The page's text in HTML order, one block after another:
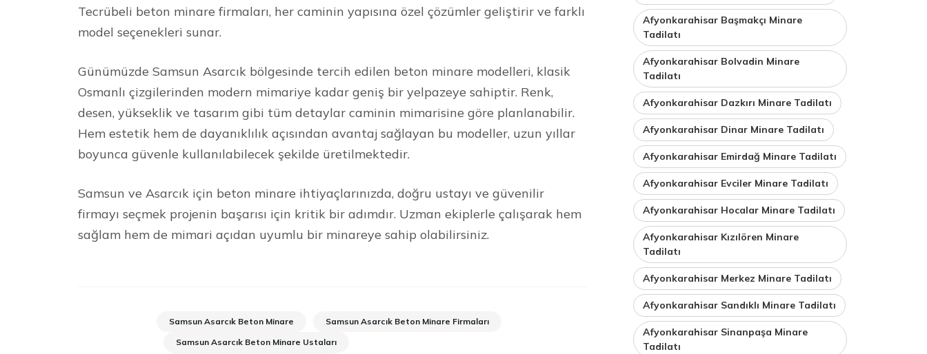
Tecrübeli beton minare firmaları, her caminin yapısına özel çözümler geliştirir ve farklı
model seçenekleri sunar.
Günümüzde Samsun Asarcık bölgesinde tercih edilen beton minare modelleri, klasik
Osmanlı çizgilerinden modern mimariye kadar geniş bir yelpazeye sahiptir. Renk,
desen, yükseklik ve tasarım gibi tüm detaylar caminin mimarisine göre planlanabilir.
Hem estetik hem de dayanıklılık açısından avantaj sağlayan bu modeller, uzun yıllar
boyunca güvenle kullanılabilecek şekilde üretilmektedir.
Samsun ve Asarcık için beton minare ihtiyaçlarınızda, doğru ustayı ve güvenilir
firmayı seçmek projenin başarısı için kritik bir adımdır. Uzman ekiplerle çalışarak hem
sağlam hem de mimari açıdan uyumlu bir minareye sahip olabilirsiniz.
Samsun Asarcık Beton Minare
Samsun Asarcık Beton Minare Firmaları
Samsun Asarcık Beton Minare Ustaları
Afyonkarahisar Başmakçı Minare
Tadilatı
Afyonkarahisar Bolvadin Minare
Tadilatı
Afyonkarahisar Dazkırı Minare Tadilatı
Afyonkarahisar Dinar Minare Tadilatı
Afyonkarahisar Emirdağ Minare Tadilatı
Afyonkarahisar Evciler Minare Tadilatı
Afyonkarahisar Hocalar Minare Tadilatı
Afyonkarahisar Kızılören Minare
Tadilatı
Afyonkarahisar Merkez Minare Tadilatı
Afyonkarahisar Sandıklı Minare Tadilatı
Afyonkarahisar Sinanpaşa Minare
Tadilatı